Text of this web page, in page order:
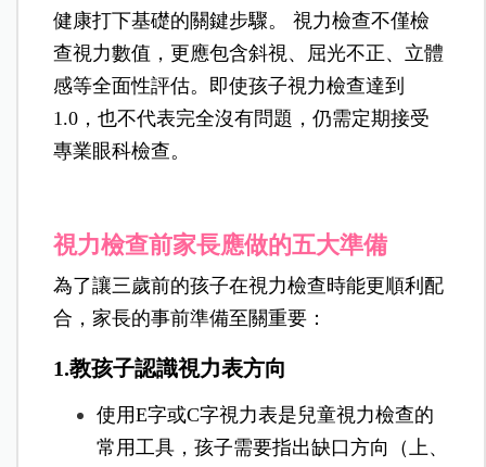
健康打下基礎的關鍵步驟。 視力檢查不僅檢
查視力數值，更應包含斜視、屈光不正、立體
感等全面性評估。即使孩子視力檢查達到
1.0，也不代表完全沒有問題，仍需定期接受
專業眼科檢查。
視力檢查前家長應做的五大準備
為了讓三歲前的孩子在視力檢查時能更順利配
合，家長的事前準備至關重要：
1.教孩子認識視力表方向
使用E字或C字視力表是兒童視力檢查的
常用工具，孩子需要指出缺口方向（上、